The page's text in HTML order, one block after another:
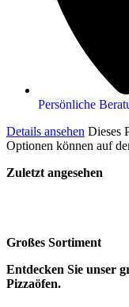
Persönliche
Details ansehen Dieses
Optionen können auf
Zuletzt angesehen
Großes Sortiment
Entdecken Sie unser
Pizzaöfen.